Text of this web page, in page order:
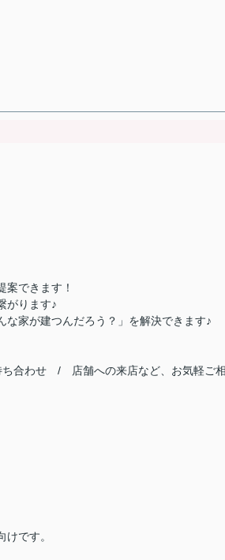
できます！
がります♪
家が建つんだろう？」を解決できます♪
合わせ / 店舗への来店など、お気軽ご
です。